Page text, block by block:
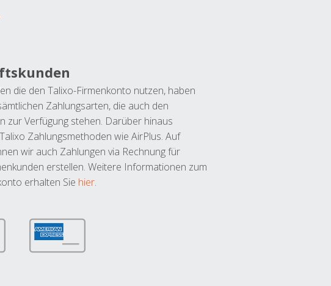
die den Talixo-Firmenkonto nutzen, haben
Zahlungsarten, die auch den
zur Verfügung stehen. Darüber hinaus
Zahlungsmethoden wie AirPlus. Auf
wir auch Zahlungen via Rechnung für
erstellen. Weitere Informationen zum
erhalten Sie hier.